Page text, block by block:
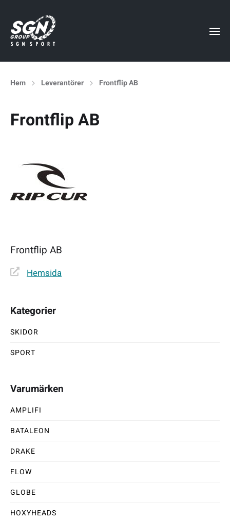
Hem Leverantörer Frontflip AB
Frontflip AB
Frontflip AB
Hemsida
Kategorier
SKIDOR
SPORT
Varumärken
AMPLIFI
BATALEON
DRAKE
FLOW
GLOBE
HOXYHEADS